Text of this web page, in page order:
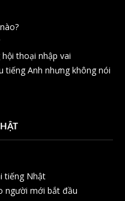
thoại nhập vai
tiếng Anh nhưng không nói
tiếng Nhật
người mới bắt đầu